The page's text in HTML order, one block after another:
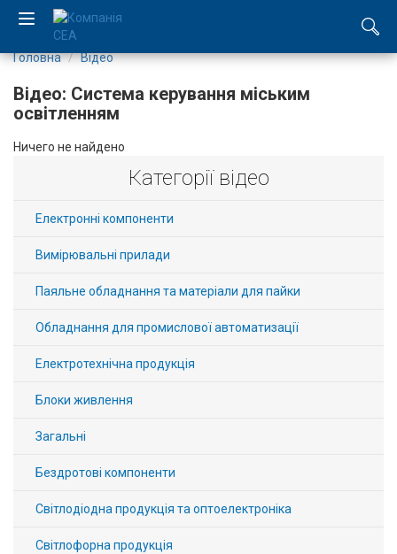
RU
Компанія
Виробництво
Послуги
Новини
Вакансії
авторизація
Виробники
Головна Відео
Відео: Система керування міським
освітленням
Ничего не найдено
Категорії відео
Електронні компоненти
Вимірювальні прилади
Паяльне обладнання та матеріали для пайки
Обладнання для промислової автоматизації
Електротехнічна продукція
Блоки живлення
Загальні
Бездротові компоненти
Світлодіодна продукція та оптоелектроніка
Світлофорна продукція